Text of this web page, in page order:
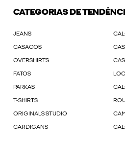
CATEGORIAS DE
JEANS
CASACOS
OVERSHIRTS
FATOS
PARKAS
T-SHIRTS
ORIGINALS STUDIO
CARDIGANS